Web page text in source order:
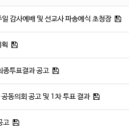
감사예배 및 선교사 파송예식 초청장
투표결과 공고
동의회 공고 및 1차 투표 결과
고